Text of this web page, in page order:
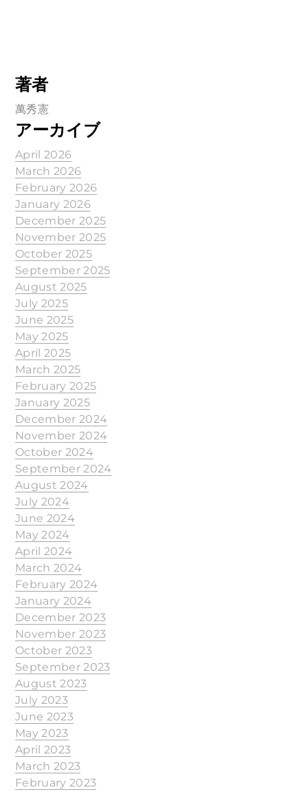
著者
萬秀憲
アーカイブ
April 2026
March 2026
February 2026
January 2026
December 2025
November 2025
October 2025
September 2025
August 2025
July 2025
June 2025
May 2025
April 2025
March 2025
February 2025
January 2025
December 2024
November 2024
October 2024
September 2024
August 2024
July 2024
June 2024
May 2024
April 2024
March 2024
February 2024
January 2024
December 2023
November 2023
October 2023
September 2023
August 2023
July 2023
June 2023
May 2023
April 2023
March 2023
February 2023